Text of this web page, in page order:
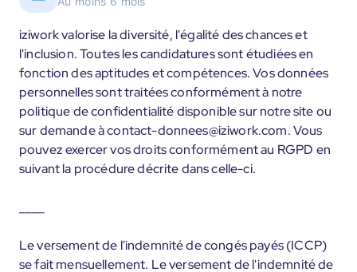
iziwork valorise la diversité, l'égalité des chances et
l'inclusion. Toutes les candidatures sont étudiées en
fonction des aptitudes et compétences. Vos données
personnelles sont traitées conformément à notre
politique de confidentialité disponible sur notre site ou
sur demande à contact-donnees@iziwork.com. Vous
pouvez exercer vos droits conformément au RGPD en
suivant la procédure décrite dans celle-ci.
Le versement de l'indemnité de congés payés (ICCP)
se fait mensuellement. Le versement de l'indemnité de